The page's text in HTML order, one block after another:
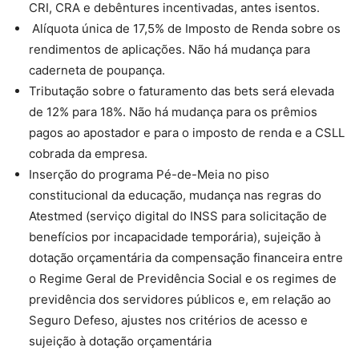
CRI, CRA e debêntures incentivadas, antes isentos.
Alíquota única de 17,5% de Imposto de Renda sobre os
rendimentos de aplicações. Não há mudança para
caderneta de poupança.
Tributação sobre o faturamento das bets será elevada
de 12% para 18%. Não há mudança para os prêmios
pagos ao apostador e para o imposto de renda e a CSLL
cobrada da empresa.
Inserção do programa Pé-de-Meia no piso
constitucional da educação, mudança nas regras do
Atestmed (serviço digital do INSS para solicitação de
benefícios por incapacidade temporária), sujeição à
dotação orçamentária da compensação financeira entre
o Regime Geral de Previdência Social e os regimes de
previdência dos servidores públicos e, em relação ao
Seguro Defeso, ajustes nos critérios de acesso e
sujeição à dotação orçamentária